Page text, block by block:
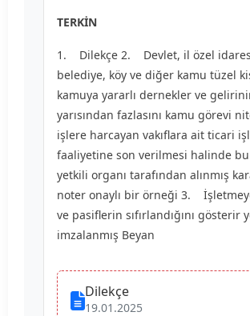
TERKİN
1. Dilekçe 2. Devlet, il özel
belediye, köy ve diğer kamu tüzel
kamuya yararlı dernekler ve
yarısından fazlasını kamu görevi
işlere harcayan vakıflara ait ticari
faaliyetine son verilmesi halinde
yetkili organı tarafından alınmış
noter onaylı bir örneği 3.
ve pasiflerin sıfırlandığını gösterir
imzalanmış Beyan
Dilekçe
19.01.2025